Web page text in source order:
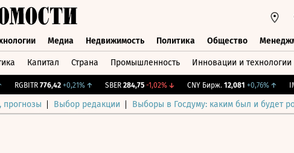
Медиа Недвижимость Политика Общество
Капитал Страна Промышленность Инновации и технологии
RGBITR 776,42 +0,21%↑ SBER 284,75 -1,02%↓ CNY Бирж. 12,081 +0,76%↑
прогнозы Выбор редакции Выборы в Госдуму: каким был и будет